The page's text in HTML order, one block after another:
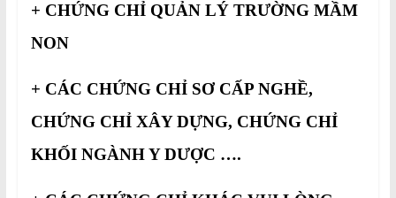
+ CHỨNG CHỈ QUẢN LÝ TRƯỜNG MẦM
NON
+ CÁC CHỨNG CHỈ SƠ CẤP NGHỀ,
CHỨNG CHỈ XÂY DỰNG, CHỨNG CHỈ
KHỐI NGÀNH Y DƯỢC ….